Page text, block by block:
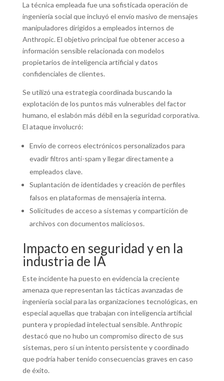
La técnica empleada fue una sofisticada operación de
ingeniería social que incluyó el envío masivo de mensajes
manipuladores dirigidos a empleados internos de
Anthropic. El objetivo principal fue obtener acceso a
información sensible relacionada con modelos
propietarios de inteligencia artificial y datos
confidenciales de clientes.
Se utilizó una estrategia coordinada buscando la
explotación de los puntos más vulnerables del factor
humano, el eslabón más débil en la seguridad corporativa.
El ataque involucró:
Envío de correos electrónicos personalizados para
evadir filtros anti-spam y llegar directamente a
empleados clave.
Suplantación de identidades y creación de perfiles
falsos en plataformas de mensajería interna.
Solicitudes de acceso a sistemas y compartición de
archivos con documentos maliciosos.
Impacto en seguridad y en la
industria de IA
Este incidente ha puesto en evidencia la creciente
amenaza que representan las tácticas avanzadas de
ingeniería social para las organizaciones tecnológicas, en
especial aquellas que trabajan con inteligencia artificial
puntera y propiedad intelectual sensible. Anthropic
destacó que no hubo un compromiso directo de sus
sistemas, pero sí un intento persistente y coordinado
que podría haber tenido consecuencias graves en caso
de éxito.